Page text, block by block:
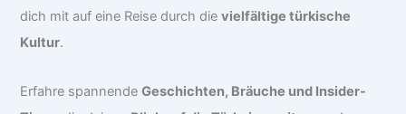
dich mit auf eine Reise durch dievielfältige türkische
Kultur.
Erfahre spannendeGeschichten, Bräuche und Insider-